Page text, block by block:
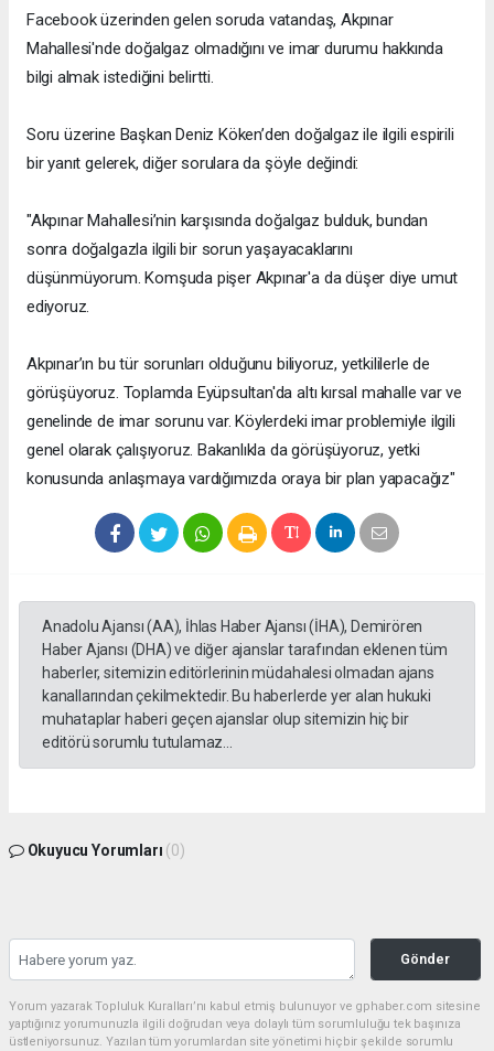
Facebook üzerinden gelen soruda vatandaş, Akpınar
Mahallesi'nde doğalgaz olmadığını ve imar durumu hakkında
bilgi almak istediğini belirtti.
Soru üzerine Başkan Deniz Köken’den doğalgaz ile ilgili espirili
bir yanıt gelerek, diğer sorulara da şöyle değindi:
"Akpınar Mahallesi’nin karşısında doğalgaz bulduk, bundan
sonra doğalgazla ilgili bir sorun yaşayacaklarını
düşünmüyorum. Komşuda pişer Akpınar'a da düşer diye umut
ediyoruz.
Akpınar’ın bu tür sorunları olduğunu biliyoruz, yetkililerle de
görüşüyoruz. Toplamda Eyüpsultan'da altı kırsal mahalle var ve
genelinde de imar sorunu var. Köylerdeki imar problemiyle ilgili
genel olarak çalışıyoruz. Bakanlıkla da görüşüyoruz, yetki
konusunda anlaşmaya vardığımızda oraya bir plan yapacağız"
Anadolu Ajansı (AA), İhlas Haber Ajansı (İHA), Demirören
Haber Ajansı (DHA) ve diğer ajanslar tarafından eklenen tüm
haberler, sitemizin editörlerinin müdahalesi olmadan ajans
kanallarından çekilmektedir. Bu haberlerde yer alan hukuki
muhataplar haberi geçen ajanslar olup sitemizin hiç bir
editörü sorumlu tutulamaz...
Okuyucu Yorumları (0)
Gönder
Yorum yazarak Topluluk Kuralları’nı kabul etmiş bulunuyor ve gphaber.com sitesine
yaptığınız yorumunuzla ilgili doğrudan veya dolaylı tüm sorumluluğu tek başınıza
üstleniyorsunuz. Yazılan tüm yorumlardan site yönetimi hiçbir şekilde sorumlu